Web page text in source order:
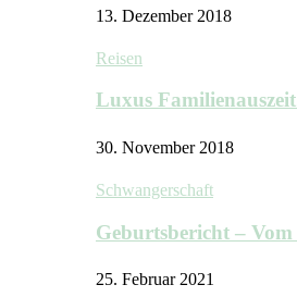
13. Dezember 2018
Reisen
Luxus
30. November 2018
Schwangerschaft
Geburtsbericht –
25. Februar 2021